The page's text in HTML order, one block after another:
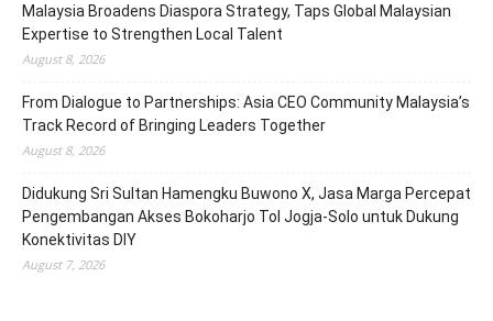
Malaysia Broadens Diaspora Strategy, Taps Global Malaysian
Expertise to Strengthen Local Talent
August 8, 2026
From Dialogue to Partnerships: Asia CEO Community Malaysia’s
Track Record of Bringing Leaders Together
August 8, 2026
Didukung Sri Sultan Hamengku Buwono X, Jasa Marga Percepat
Pengembangan Akses Bokoharjo Tol Jogja-Solo untuk Dukung
Konektivitas DIY
August 7, 2026